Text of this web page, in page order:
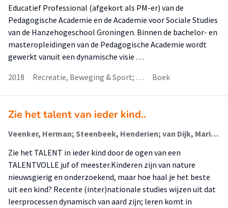
Educatief Professional (afgekort als PM-er) van de
Pedagogische Academie en de Academie voor Sociale Studies
van de Hanzehogeschool Groningen. Binnen de bachelor- en
masteropleidingen van de Pedagogische Academie wordt
gewerkt vanuit een dynamische visie …
2018
Recreatie, Beweging & Sport; … Boek
Zie het talent van ieder kind..
Veenker, Herman; Steenbeek, Henderien; van Dijk, Marijn; van Geert, Paul; Polak, Allard; Hospes, Milou
Zie het TALENT in ieder kind door de ogen van een
TALENTVOLLE juf of meester.Kinderen zijn van nature
nieuwsgierig en onderzoekend, maar hoe haal je het beste
uit een kind? Recente (inter)nationale studies wijzen uit dat
leerprocessen dynamisch van aard zijn; leren komt in